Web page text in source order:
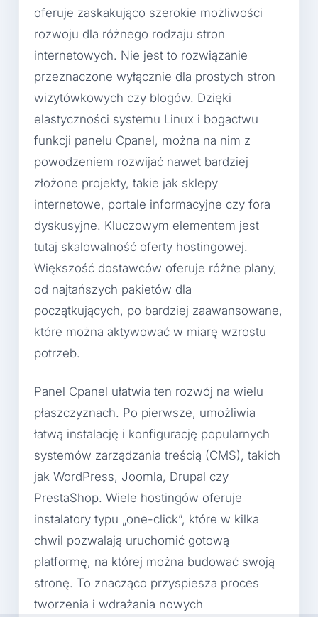
oferuje zaskakująco szerokie możliwości
rozwoju dla różnego rodzaju stron
internetowych. Nie jest to rozwiązanie
przeznaczone wyłącznie dla prostych stron
wizytówkowych czy blogów. Dzięki
elastyczności systemu Linux i bogactwu
funkcji panelu Cpanel, można na nim z
powodzeniem rozwijać nawet bardziej
złożone projekty, takie jak sklepy
internetowe, portale informacyjne czy fora
dyskusyjne. Kluczowym elementem jest
tutaj skalowalność oferty hostingowej.
Większość dostawców oferuje różne plany,
od najtańszych pakietów dla
początkujących, po bardziej zaawansowane,
które można aktywować w miarę wzrostu
potrzeb.
Panel Cpanel ułatwia ten rozwój na wielu
płaszczyznach. Po pierwsze, umożliwia
łatwą instalację i konfigurację popularnych
systemów zarządzania treścią (CMS), takich
jak WordPress, Joomla, Drupal czy
PrestaShop. Wiele hostingów oferuje
instalatory typu „one-click”, które w kilka
chwil pozwalają uruchomić gotową
platformę, na której można budować swoją
stronę. To znacząco przyspiesza proces
tworzenia i wdrażania nowych